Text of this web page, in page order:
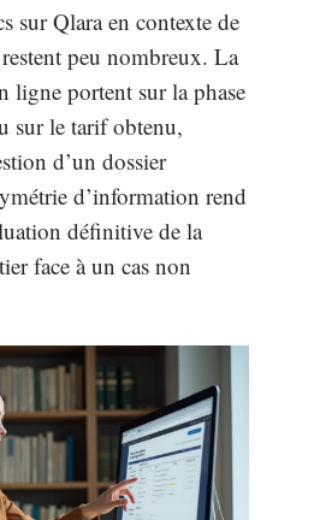
sur Qlara en contexte de
peu nombreux. La
ligne portent sur la phase
sur le tarif obtenu,
d’un dossier
d’information rend
définitive de la
face à un cas non